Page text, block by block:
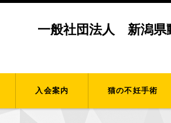
一般社団法人 新潟県
入会案内 猫の不妊手術